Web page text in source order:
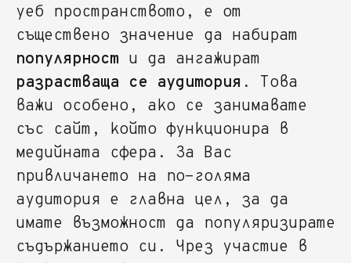
уеб пространството, е от
съществено значение да набират
популярност и да ангажират
разрастваща се аудитория . Това
важи особено, ако се занимавате
със сайт, който функционира в
медийната сфера. За Вас
привличането на по-голяма
аудитория е главна цел, за да
имате възможност да популяризирате
съдържанието си. Чрез участие в